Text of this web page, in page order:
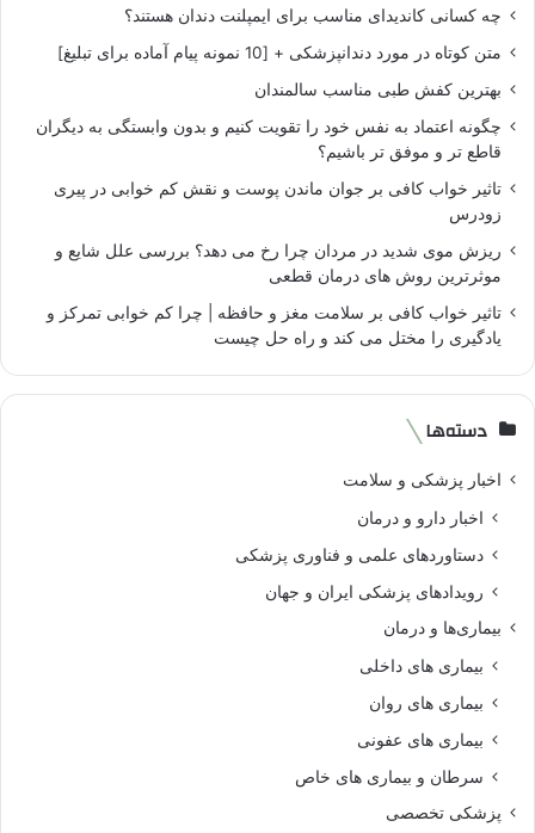
چه کسانی کاندیدای مناسب برای ایمپلنت دندان هستند؟
متن کوتاه در مورد دندانپزشکی + [10 نمونه پیام آماده برای تبلیغ]
بهترین کفش طبی مناسب سالمندان
چگونه اعتماد به نفس خود را تقویت کنیم و بدون وابستگی به دیگران
قاطع تر و موفق تر باشیم؟
تاثیر خواب کافی بر جوان ماندن پوست و نقش کم خوابی در پیری
زودرس
ریزش موی شدید در مردان چرا رخ می دهد؟ بررسی علل شایع و
موثرترین روش های درمان قطعی
تاثیر خواب کافی بر سلامت مغز و حافظه | چرا کم خوابی تمرکز و
یادگیری را مختل می کند و راه حل چیست
دسته‌ها
اخبار پزشکی و سلامت
اخبار دارو و درمان
دستاوردهای علمی و فناوری پزشکی
رویدادهای پزشکی ایران و جهان
بیماری‌ها و درمان
بیماری های داخلی
بیماری های روان‌
بیماری های عفونی
سرطان و بیماری های خاص
پزشکی تخصصی